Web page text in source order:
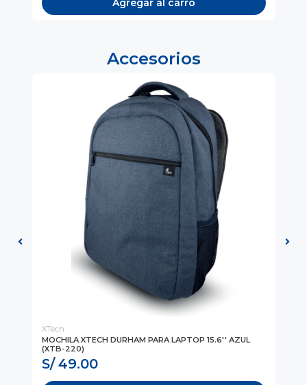
Accesorios
XTech
MOCHILA XTECH DURHAM PARA LAPTOP 15.6'' AZUL
(XTB-220)
S/ 49.00